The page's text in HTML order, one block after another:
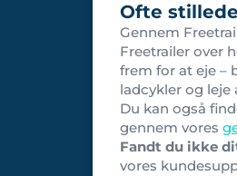
Ofte
Gennem
Freetrailer over
frem for at eje –
ladcykler og leje
Du kan også
gennem vores
Fandt du ikke
vores